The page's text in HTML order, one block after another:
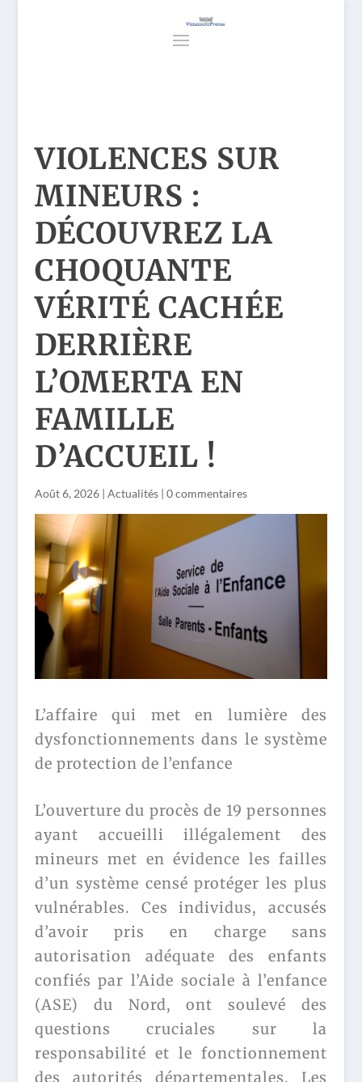
VIOLENCES SUR
MINEURS :
DÉCOUVREZ LA
CHOQUANTE
VÉRITÉ CACHÉE
DERRIÈRE
L’OMERTA EN
FAMILLE
D’ACCUEIL !
Août 6, 2026| Actualités| 0 commentaires
L’affaire qui met en lumière des
dysfonctionnements dans le système
de protection de l’enfance
L’ouverture du procès de 19 personnes
ayant accueilli illégalement des
mineurs met en évidence les failles
d’un système censé protéger les plus
vulnérables. Ces individus, accusés
d’avoir pris en charge sans
autorisation adéquate des enfants
confiés par l’Aide sociale à l’enfance
(ASE) du Nord, ont soulevé des
questions cruciales sur la
responsabilité et le fonctionnement
des autorités départementales. Les